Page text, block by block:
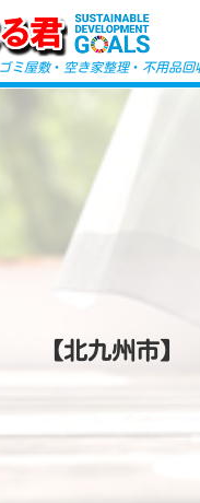
-->
ゴミ屋敷・ 空き家整理・ 不用品回
【北九州市】